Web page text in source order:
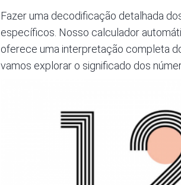
Fazer uma decodificação detalhada
específicos. Nosso calculador
oferece uma interpretação completa
vamos explorar o significado dos